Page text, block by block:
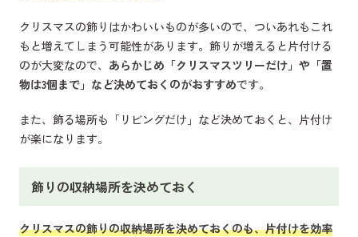
クリスマスの飾りはかわいいものが多いので、ついあれもこれ
もと増えてしまう可能性があります。飾りが増えると片付ける
のが大変なので、 あらかじめ「クリスマスツリーだけ」や「置
物は3個まで」など決めておくのがおすすめです。
また、飾る場所も「リビングだけ」など決めておくと、片付け
が楽になります。
飾りの収納場所を決めておく
クリスマスの飾りの収納場所を決めておくのも、片付けを効率